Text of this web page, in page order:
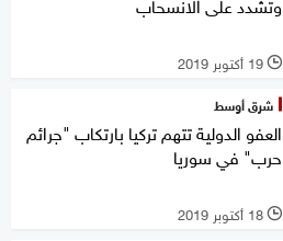
l 19 أكتوبر 2019
شرق أوسط
العفو الدولية تتهم تركيا بارتكاب "جرائم
حرب" في سوريا
l 18 أكتوبر 2019